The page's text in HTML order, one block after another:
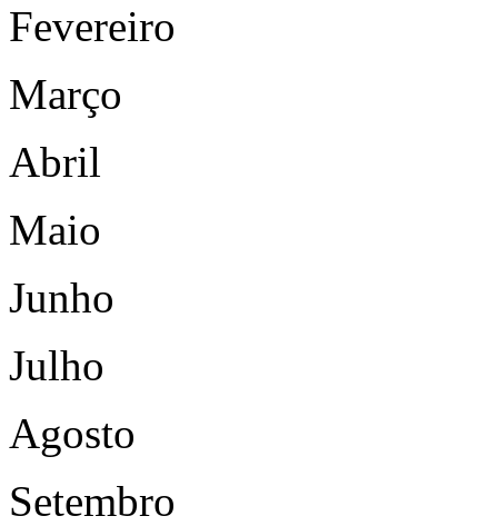
Fevereiro
Março
Abril
Maio
Junho
Julho
Agosto
Setembro